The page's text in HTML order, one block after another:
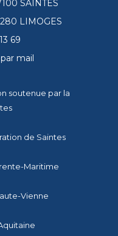
SAINTES
LIMOGES
69
mail
soutenue par la
de Saintes
Maritime
Vienne